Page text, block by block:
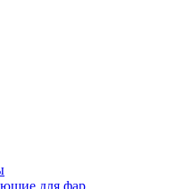
для фар